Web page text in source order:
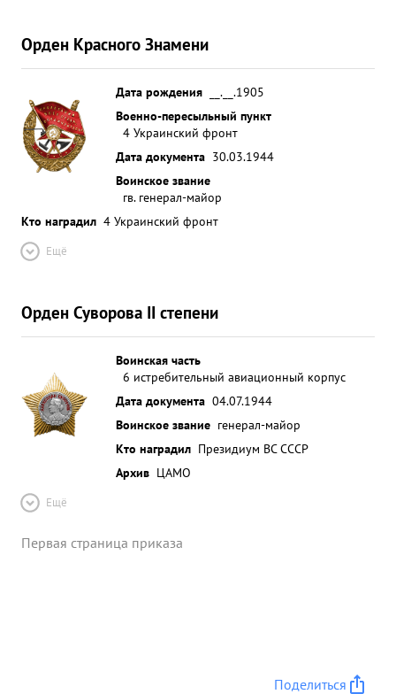
Орден Красного Знамени
Дата рождения
__.__.1905
Военно-пересыльный пункт
4 Украинский фронт
Дата документа 30.03.1944
Воинское звание
гв. генерал-майор
Кто наградил 4 Украинский фронт
Ещё
Орден Суворова II степени
Воинская часть
6 истребительный авиационный корпус
Дата документа 04.07.1944
Воинское звание генерал-майор
Кто наградил Президиум ВС СССР
Архив ЦАМО
Ещё
Первая страница приказа
Поделиться